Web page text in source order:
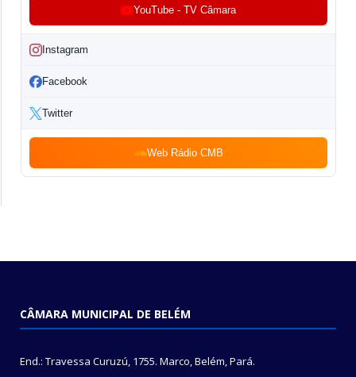
YouTube - TV Câmara
Instagram
Facebook
Twitter
Web Rádio CMB
CÂMARA MUNICIPAL DE BELÉM
End.: Travessa Curuzú, 1755. Marco, Belém, Pará.